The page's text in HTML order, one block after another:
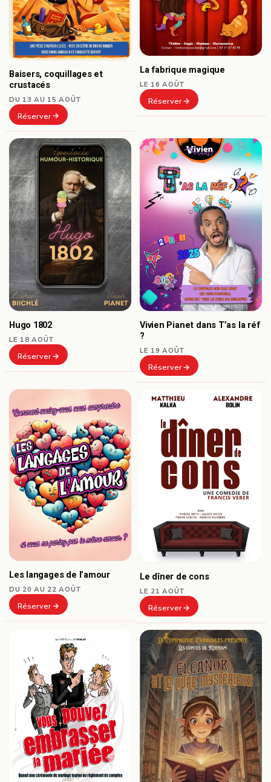
Baisers, coquillages et
crustacés
DU 13 AU 15 AOÛT
Réserver
La fabrique magique
LE 16 AOÛT
Réserver
Hugo 1802
LE 18 AOÛT
Réserver
Vivien Pianet dans T’as la réf
?
LE 19 AOÛT
Réserver
Les langages de l’amour
DU 20 AU 22 AOÛT
Réserver
Le dîner de cons
LE 21 AOÛT
Réserver